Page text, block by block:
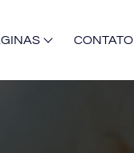
CONTATO